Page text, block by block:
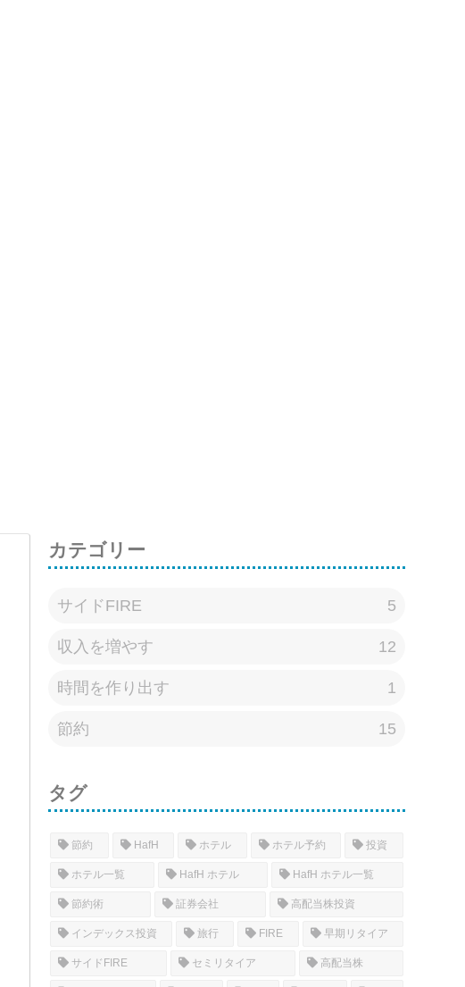
カテゴリー
サイドFIRE 5
収入を増やす 12
時間を作り出す 1
節約 15
タグ
節約 HafH ホテル ホテル予約 投資
ホテル一覧 HafH ホテル HafH ホテル一覧
節約術 証券会社 高配当株投資
インデックス投資 旅行 FIRE 早期リタイア
サイドFIRE セミリタイア 高配当株